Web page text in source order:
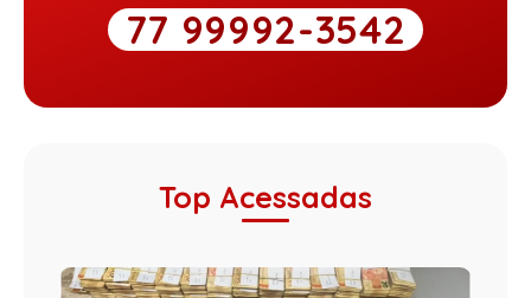
77 99992-3542
Top Acessadas